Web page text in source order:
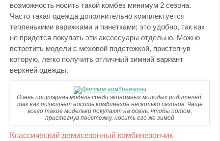
возможность носить такой комбез минимум 2 сезона.
Часто такая одежда дополнительно комплектуется
тепленькими варежками и пинетками; это удобно, так как
не придется покупать эти аксессуары отдельно. Можно
встретить модели с меховой подстежкой, пристегнув
которую, легко получить отличный зимний вариант
верхней одежды.
Очень популярная модель среди экономных молодых родителей,
так как позволяет носить комбинезон несколько сезонов. Чаще
всего такие модельки покупают на осень, чтобы потом,
пристегнув подстежку, носить его же зимой
Классический демисезонный комбинезончик